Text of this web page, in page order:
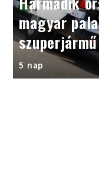
magyar
szuperjármű
5 nap